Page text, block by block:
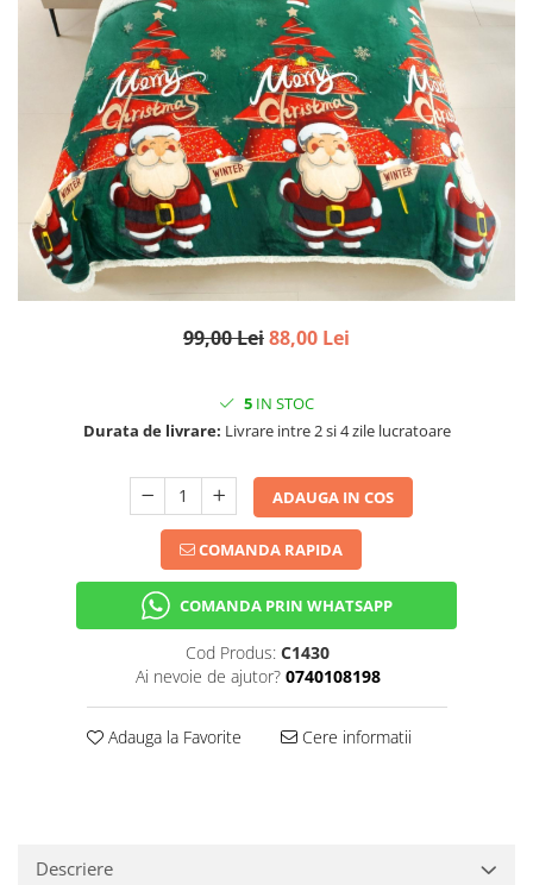
99,00 Lei88,00 Lei
5 IN STOC
Durata de livrare: Livrare intre 2 si 4 zile lucratoare
ADAUGA IN COS
COMANDA RAPIDA
COMANDA PRIN WHATSAPP
Cod Produs: C1430
Ai nevoie de ajutor? 0740108198
Adauga la Favorite Cere informatii
Descriere